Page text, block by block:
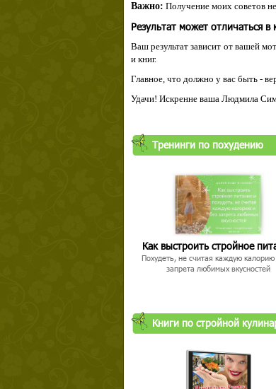
Важно: Получение моих советов
Результат может отличаться
Ваш результат зависит от вашей
и книг.
Главное, что должно у вас быть -
Удачи! Искренне ваша Людмила
Тренинги по похудению
Как выстроить стройное
Похудеть, не считая каждую калорию
запрета любимых вкусностей
Книги по стройной